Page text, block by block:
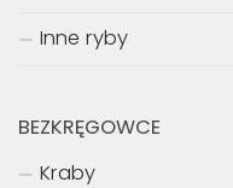
Inne ryby
BEZKRĘGOWCE
Kraby